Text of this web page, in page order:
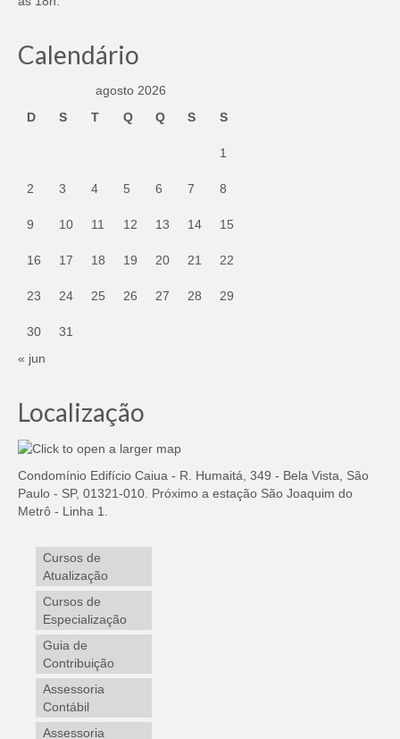
Calendário
agosto 2026
D
S T Q Q S S
1
2 3 4 5 6 7 8
9 10 11 12 13 14 15
16 17 18 19 20 21 22
23 24 25 26 27 28 29
30
31
« jun
Localização
Condomínio Edifício Caiua - R. Humaitá, 349 - Bela Vista, São
Paulo - SP, 01321-010. Próximo a estação São Joaquim do
Metrô - Linha 1.
Cursos de
Atualização
Cursos de
Especialização
Guia de
Contribuição
Assessoria
Contábil
Assessoria